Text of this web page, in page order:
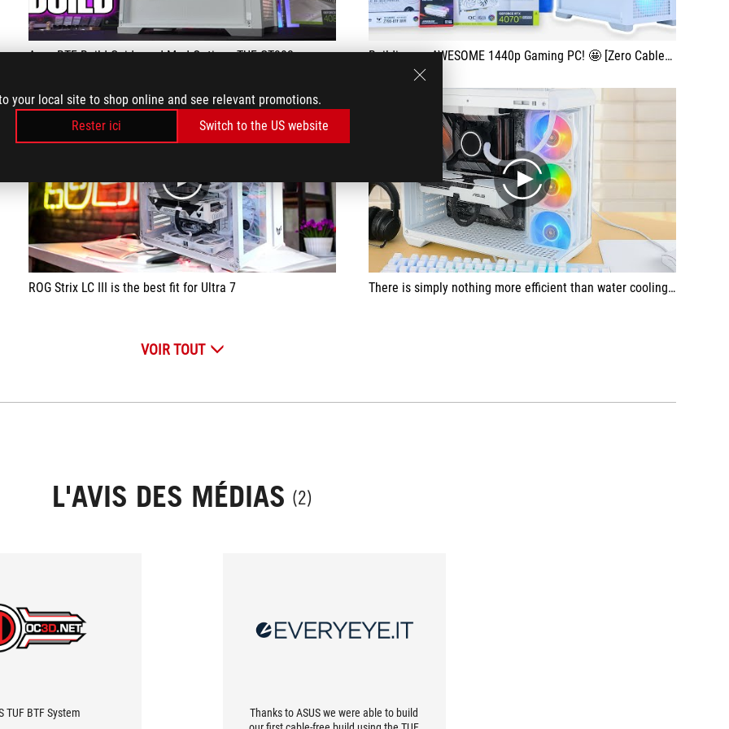
your local site to shop online and see relevant promotions.
Rester ici
Switch to the US website
Asus BTF Build Guide and Mod Options TUF GT302 Building an AWESOME 1440p Gaming PC! 🤩 [Zero Cables Build ft. RTX 4070 Ti SUPER]
play
ROG Strix LC III is the best fit for Ultra 7
play
There is simply nothing more efficient than water cooling today. This is a fact. The ROG Strix LC III did a good job
VOIR TOUT
L'AVIS DES MÉDIAS (2)
TUF BTF System
Thanks to ASUS we were able to build